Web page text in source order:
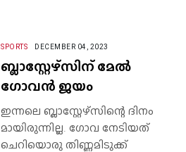
SPORTS DECEMBER 04, 2023
ബ്ലാസ്റ്റേഴ്സിന് മേൽ
ഗോവൻ ജയം
ഇന്നലെ ബ്ലാസ്റ്റേഴ്സിന്റെ ദിനം
മായിരുന്നില്ല. ഗോവ നേടിയത്
ചെറിയൊരു തിണ്ണമിടുക്ക്